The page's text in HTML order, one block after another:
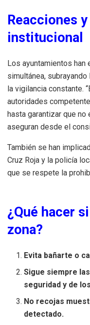
Reacciones
institucional
Los ayuntamientos
simultánea,
la vigilancia constante.
autoridades
hasta garantizar que no
aseguran desde el
También se han
Cruz Roja y la policía
que se respete la
¿Qué hacer
zona?
Evita bañarte o
Sigue siempre
seguridad y de
No recojas
detectado.